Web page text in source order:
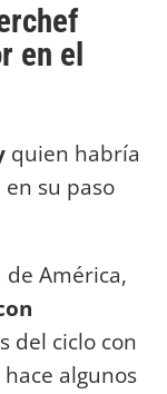
en el
quien habría
su paso
América,
del ciclo con
algunos